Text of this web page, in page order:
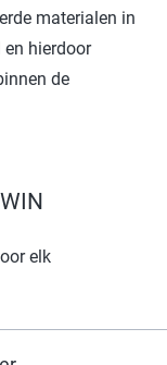
materialen in
en hierdoor
de
elk